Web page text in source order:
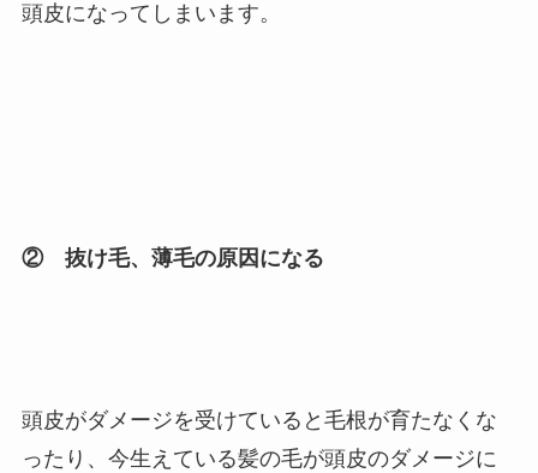
頭皮になってしまいます。
② 抜け毛、薄毛の原因になる
頭皮がダメージを受けていると毛根が育たなくな
ったり、今生えている髪の毛が頭皮のダメージに